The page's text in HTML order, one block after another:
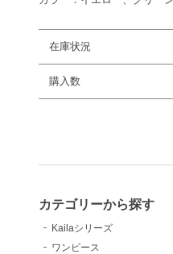
在庫状況
購入数
カテゴリーから探す
Kailaシリーズ
ワンピース